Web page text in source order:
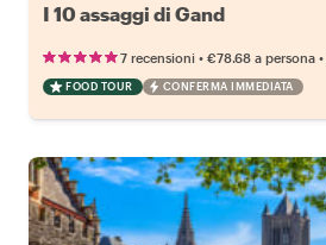
I 10 assaggi di Gand
7 recensioni • €78.68 a persona •
FOOD TOUR CONFERMA IMMEDIATA